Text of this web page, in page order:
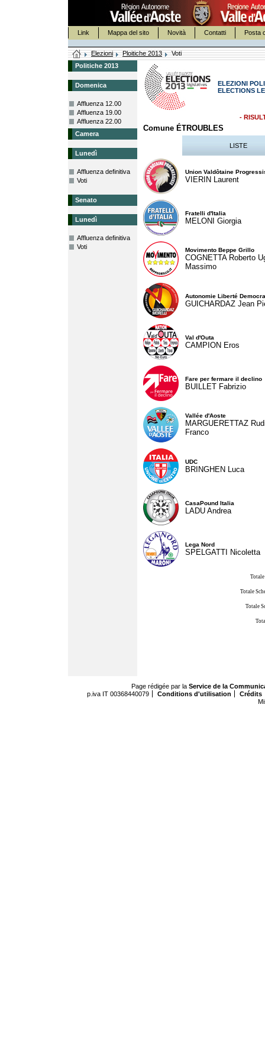
Link Mappa del sito Novità Contatti Posta
Elezioni Ploitiche 2013
Voti
Politiche 2013
Domenica
Affluenza 12.00
Affluenza 19.00
Affluenza 22.00
Camera
Lunedì
Affluenza definitiva
Voti
Senato
Lunedì
Affluenza definitiva
Voti
ELEZIONI
ELECTIONS
-
Comune ÉTROUBLES
LISTE
Union Valdôtaine
VIERIN Laurent
Fratelli d'Italia
MELONI Giorgia
Movimento Beppe Grillo
COGNETTA Roberto
Massimo
Autonomie Liberté
GUICHARDAZ Jean
Val d'Outa
CAMPION Eros
Fare per fermare il declino
BUILLET Fabrizio
Vallée d'Aoste
MARGUERETTAZ
Franco
UDC
BRINGHEN Luca
CasaPound Italia
LADU Andrea
Lega Nord
SPELGATTI Nicoletta
Totale
Totale
Page rédigée par la Service de la
p.iva IT 00368440079
Conditions d'utilisation
Crédits